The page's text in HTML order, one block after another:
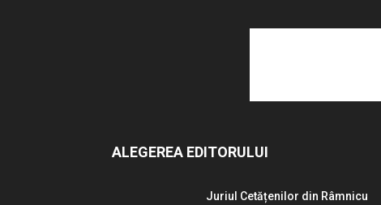
ALEGEREA EDITORULUI
Juriul Cetățenilor din Râmnicu